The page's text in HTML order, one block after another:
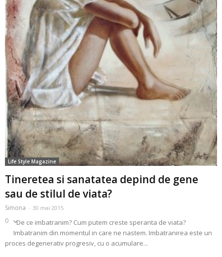
Life Style Magazine
Tineretea si sanatatea depind de gene
sau de stilul de viata?
Simona - 30 mai 2015
0 De ce imbatranim? Cum putem creste speranta de viata?
Imbatranim din momentul in care ne nastem. Imbatranirea este un
proces degenerativ progresiv, cu o acumulare...